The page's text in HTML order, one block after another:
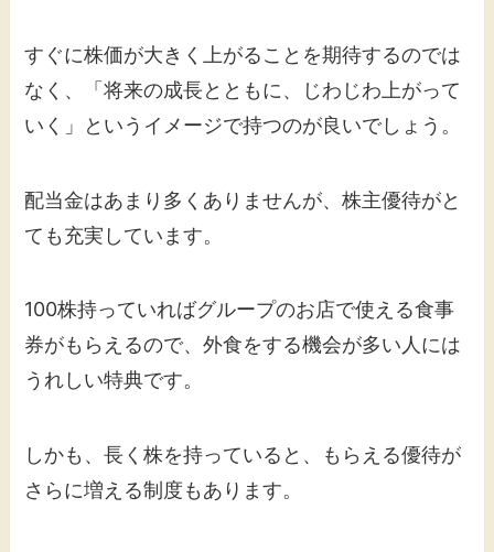
すぐに株価が大きく上がることを期待するのでは
なく、「将来の成長とともに、じわじわ上がって
いく」というイメージで持つのが良いでしょう。
配当金はあまり多くありませんが、株主優待がと
ても充実しています。
100株持っていればグループのお店で使える食事
券がもらえるので、外食をする機会が多い人には
うれしい特典です。
しかも、長く株を持っていると、もらえる優待が
さらに増える制度もあります。